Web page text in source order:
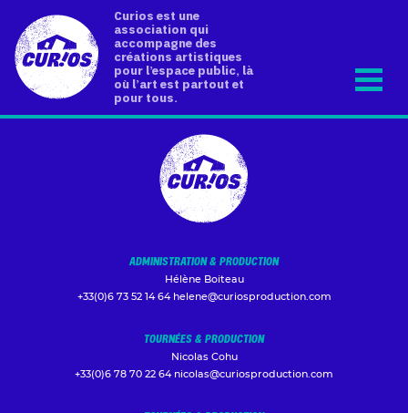
Curios est une
association qui
accompagne des
créations artistiques
pour l’espace public, là
où l’art est partout et
pour tous.
ADMINISTRATION & PRODUCTION
Hélène Boiteau
+33(0)6 73 52 14 64 helene@curiosproduction.com
TOURNÉES & PRODUCTION
Nicolas Cohu
+33(0)6 78 70 22 64 nicolas@curiosproduction.com